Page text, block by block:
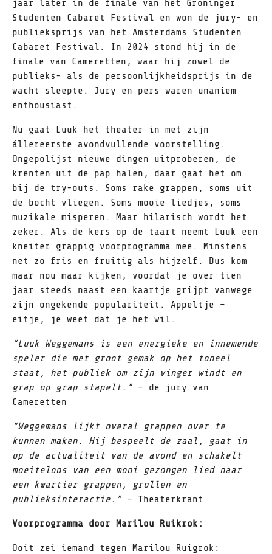
jaar later in de finale van het Groninger
Studenten Cabaret Festival en won de jury- en
publieksprijs van het Amsterdams Studenten
Cabaret Festival. In 2024 stond hij in de
finale van Cameretten, waar hij zowel de
publieks- als de persoonlijkheidsprijs in de
wacht sleepte. Jury en pers waren unaniem
enthousiast.
Nu gaat Luuk het theater in met zijn
állereerste avondvullende voorstelling.
Ongepolijst nieuwe dingen uitproberen, de
krenten uit de pap halen, daar gaat het om
bij de try-outs. Soms rake grappen, soms uit
de bocht vliegen. Soms mooie liedjes, soms
muzikale misperen. Maar hilarisch wordt het
zeker. Als de kers op de taart neemt Luuk een
kneiter grappig voorprogramma mee. Minstens
net zo fris en fruitig als hijzelf. Dus kom
maar nou maar kijken, voordat je over tien
jaar steeds naast een kaartje grijpt vanwege
zijn ongekende populariteit. Appeltje –
eitje, je weet dat je het wil.
“Luuk Weggemans is een energieke en innemende
speler die met groot gemak op het toneel
staat, het publiek om zijn vinger windt en
grap op grap stapelt.”– de jury van
Cameretten
“Weggemans lijkt overal grappen over te
kunnen maken. Hij bespeelt de zaal, gaat in
op de actualiteit van de avond en schakelt
moeiteloos van een mooi gezongen lied naar
een kwartier grappen, grollen en
publieksinteractie.”– Theaterkrant
Voorprogramma door Marilou Ruikrok:
Ooit zei iemand tegen Marilou Ruigrok: